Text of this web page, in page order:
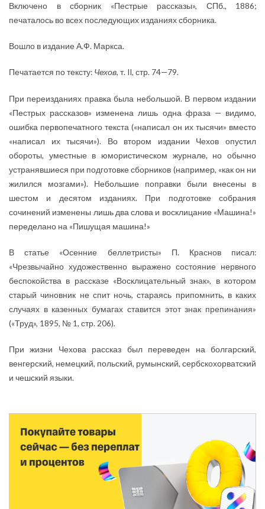
Включено в сборник «Пестрые рассказы», СПб., 1886;
печаталось во всех последующих изданиях сборника.
Вошло в издание А.Ф. Маркса.
Печатается по тексту: Чехов, т. II, стр. 74—79.
При переизданиях правка была небольшой. В первом издании
«Пестрых рассказов» изменена лишь одна фраза — видимо,
ошибка первопечатного текста («написал он их тысячи» вместо
«написал их тысячи»). Во втором издании Чехов опустил
обороты, уместные в юмористическом журнале, но обычно
устранявшиеся при подготовке сборников (например, «как он ни
жилился мозгами»). Небольшие поправки были внесены в
шестом и десятом изданиях. При подготовке собрания
сочинений изменены лишь два слова и восклицание «Машина!»
переделано на «Пишущая машина!»
В статье «Осенние беллетристы» П. Краснов писал:
«Чрезвычайно художественно выражено состояние нервного
беспокойства в рассказе «Восклицательный знак», в котором
старый чиновник не спит ночь, стараясь припомнить, в каких
случаях в казенных бумагах ставится этот знак препинания»
(«Труд», 1895, № 1, стр. 206).
При жизни Чехова рассказ был переведен на болгарский,
венгерский, немецкий, польский, румынский, сербскохорватский
и чешский языки.